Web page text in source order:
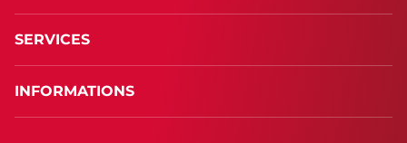
SERVICES
INFORMATIONS